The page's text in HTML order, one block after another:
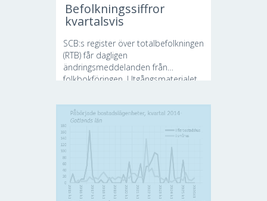
Befolkningssiffror
kvartalsvis
SCB:s register över totalbefolkningen
(RTB) får dagligen
ändringsmeddelanden från
folkbokföringen. Utgångsmaterialet...